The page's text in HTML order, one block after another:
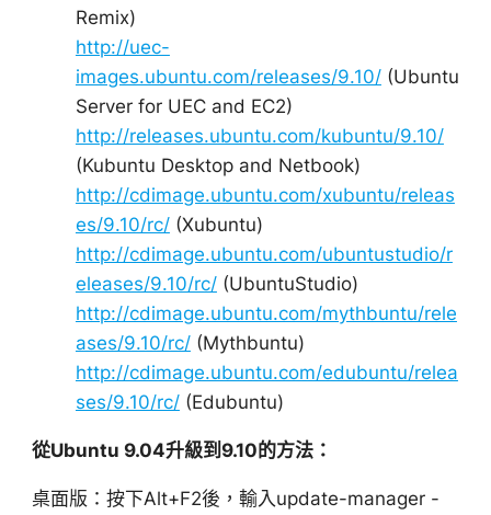
Remix)
http://uec-
images.ubuntu.com/releases/9.10/(Ubuntu
Server for UEC and EC2)
http://releases.ubuntu.com/kubuntu/9.10/
(Kubuntu Desktop and Netbook)
http://cdimage.ubuntu.com/xubuntu/releas
es/9.10/rc/(Xubuntu)
http://cdimage.ubuntu.com/ubuntustudio/r
eleases/9.10/rc/(UbuntuStudio)
http://cdimage.ubuntu.com/mythbuntu/rele
ases/9.10/rc/(Mythbuntu)
http://cdimage.ubuntu.com/edubuntu/relea
ses/9.10/rc/(Edubuntu)
從Ubuntu 9.04升級到9.10的方法：
桌面版：按下Alt+F2後，輸入update-manager -